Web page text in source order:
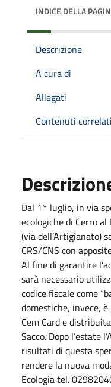
INDICE DELLA
Descrizione
A cura di
Allegati
Contenuti correlati
Dal 1° luglio, in via
ecologiche di Cerro
(via dell’Artigianato)
CRS/CNS con
Al fine di garantire
sarà necessario
codice fiscale come
domestiche, invece,
Cem Card e
Sacco. Dopo l’estate
risultati di questa
rendere la nuova
Ecologia tel.